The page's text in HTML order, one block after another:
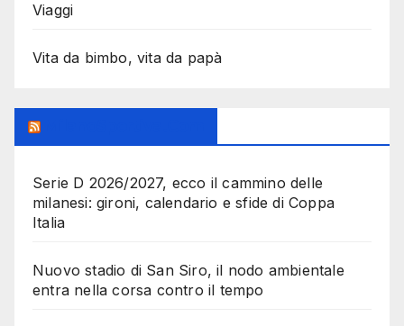
Viaggi
Vita da bimbo, vita da papà
Serie D 2026/2027, ecco il cammino delle
milanesi: gironi, calendario e sfide di Coppa
Italia
Nuovo stadio di San Siro, il nodo ambientale
entra nella corsa contro il tempo